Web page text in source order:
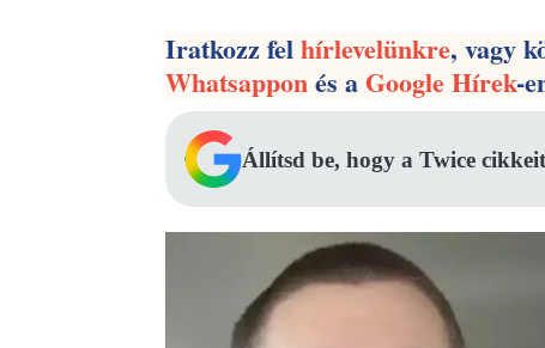
Iratkozz felhírlevelünkre, vagy
Whatsapponés aGoogle Hírek-
Állítsd be, hogy a Twice